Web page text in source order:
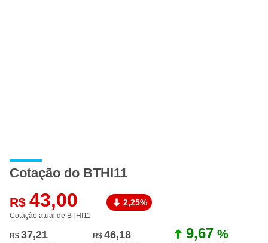
Cotação do BTHI11
R$ 43,00
Cotação atual de BTHI11
2,25%
R$ 37,21 R$ 46,18 9,67 %